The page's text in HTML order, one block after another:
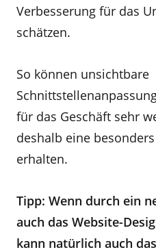
Verbesserung für das
schätzen.
So können unsichtbare
für das Geschäft sehr
deshalb eine
erhalten.
Tipp: Wenn durch ein
auch das Website-
kann natürlich auch